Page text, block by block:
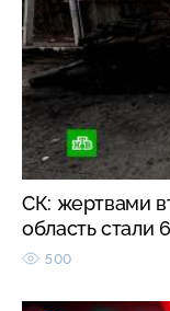
СК: жертвами
область стали
500